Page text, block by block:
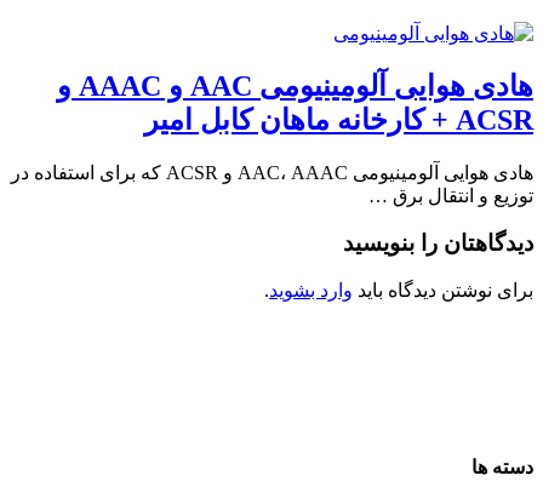
هادی هوایی آلومینیومی AAC و AAAC و
ACSR + کارخانه ماهان کابل امیر
هادی هوایی آلومینیومی AAC، AAAC و ACSR که برای استفاده در
توزیع و انتقال برق …
دیدگاهتان را بنویسید
برای نوشتن دیدگاه باید وارد بشوید.
دسته ها